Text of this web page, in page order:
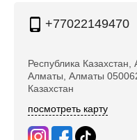
+77022149470
Республика
Алматы, Алматы
Казахстан
посмотреть карту